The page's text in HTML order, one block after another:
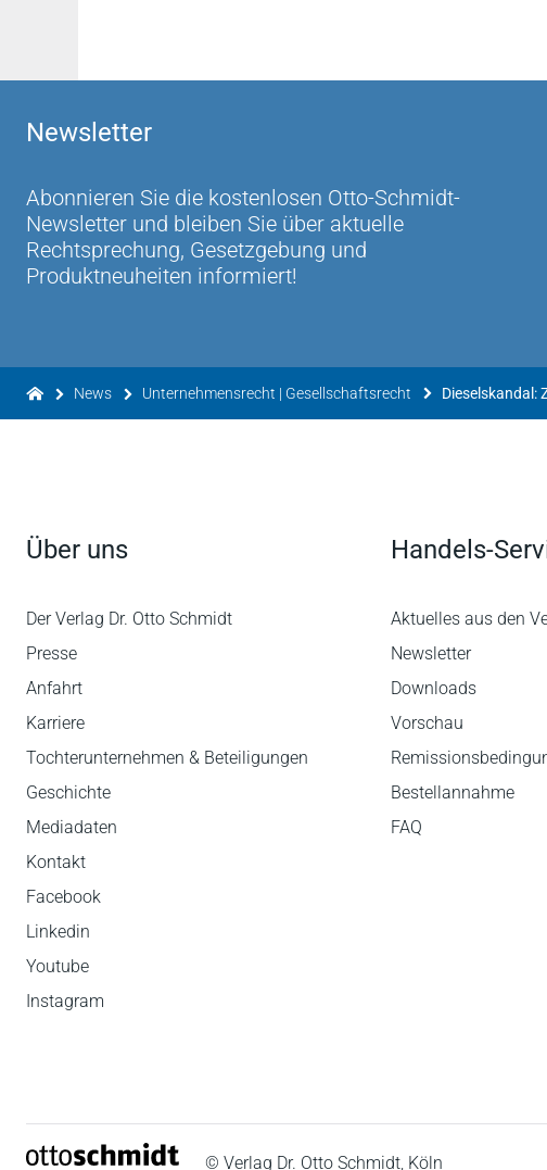
Newsletter
Abonnieren Sie die kostenlosen Otto-Schmidt-
Newsletter und bleiben Sie über aktuelle
Rechtsprechung, Gesetzgebung und
Produktneuheiten informiert!
News Unternehmensrecht | Gesellschaftsrecht
Über uns
Der Verlag Dr. Otto Schmidt
Presse
Anfahrt
Karriere
Tochterunternehmen & Beteiligungen
Geschichte
Mediadaten
Kontakt
Facebook
Linkedin
Youtube
Instagram
Handels-
Aktuelles aus den
Newsletter
Downloads
Vorschau
Bestellannahme
FAQ
© Verlag Dr. Otto Schmidt, Köln